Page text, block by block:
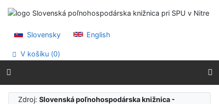
Prejsť na menu
Slovensky
English
V košíku (0)
Zdroj:Slovenská poľnohospodárska knižnica -